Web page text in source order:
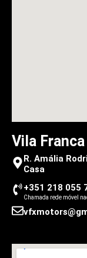
Vila
R. Amália
Casa
+351 218 055
Chamada rede móvel